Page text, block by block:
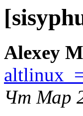
Alexey
Чт Мар